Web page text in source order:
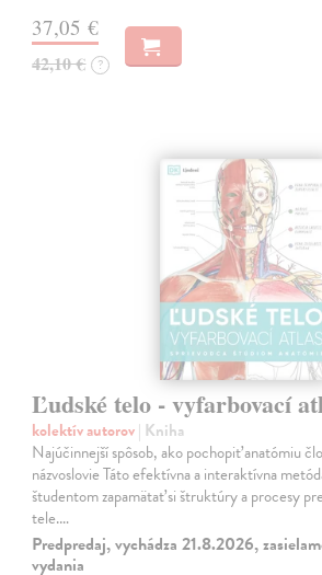
37,05 €
42,10 € ?
Ľudské telo - vyfarbovací
kolektív autorov| Kniha
Najúčinnejší spôsob, ako pochopiť anatómiu
názvoslovie Táto efektívna a interaktívna
študentom zapamätať si štruktúry a procesy
tele.…
Predpredaj, vychádza 21.8.2026,
vydania